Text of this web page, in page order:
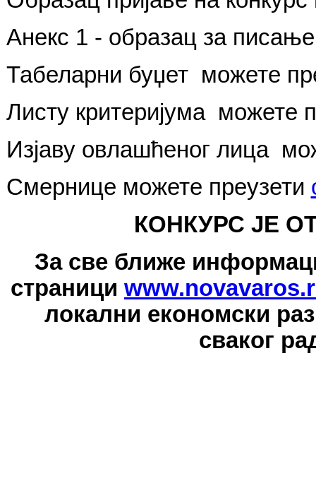
Анекс 1 - образац за
Табеларни буџет можете
Листу критеријума можете
Изјаву овлашћеног лица
Смернице можете преузети
КОНКУРС ЈЕ
За све ближе
страници
локални економски
сваког